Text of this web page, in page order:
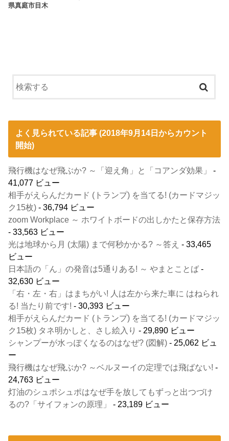
県真庭市目木
よく見られている記事 (2018年9月14日からカウント
開始)
飛行機はなぜ飛ぶか? ～「迎え角」と「コアンダ効果」
-
41,077 ビュー
相手がえらんだカード (トランプ) を当てる! (カードマジッ
ク15枚) - 36,794 ビュー
zoom Workplace ～ ホワイトボードの出しかたと保存方法
- 33,563 ビュー
光は地球から月 (太陽) まで何秒かかる? ～答え - 33,465
ビュー
日本語の「ん」の発音は5通りある! ～ やまとことば -
32,630 ビュー
「右・左・右」はまちがい! 人は左から来た車に はねられ
る! 当たり前です! - 30,393 ビュー
相手がえらんだカード (トランプ) を当てる! (カードマジッ
ク15枚) タネ明かしと、さし絵入り - 29,890 ビュー
シャンプーが水っぽくなるのはなぜ? (図解) - 25,062 ビュ
ー
飛行機はなぜ飛ぶか? ～ベルヌーイの定理では飛ばない! -
24,763 ビュー
灯油のシュポシュポはなぜ手を放してもずっと出つづけ
るの?「サイフォンの原理」
- 23,189 ビュー